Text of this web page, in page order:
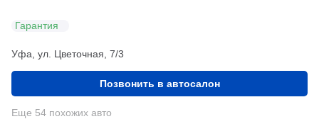
Гарантия
Уфа, ул. Цветочная, 7/3
Позвонить в автосалон
Еще 54 похожих авто